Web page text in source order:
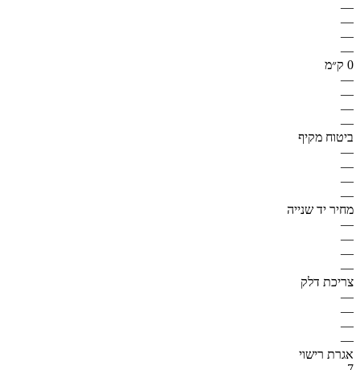
—
—
—
—
0 ק״מ
—
—
—
—
ביטוח מקיף
—
—
—
—
מחיר יד שנייה
—
—
—
—
צריכת דלק
—
—
—
—
אגרת רישוי